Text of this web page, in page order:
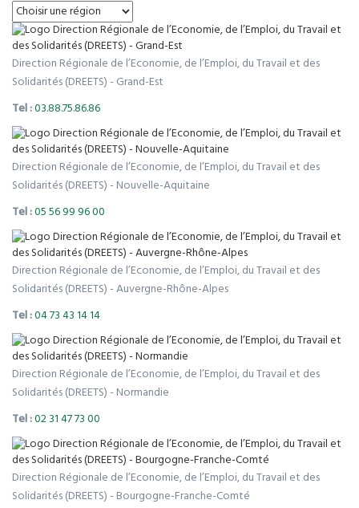
Direction Régionale de l’Economie, de l’Emploi, du Travail et des
Solidarités (DREETS) - Grand-Est
Tel :03.88.75.86.86
Direction Régionale de l’Economie, de l’Emploi, du Travail et des
Solidarités (DREETS) - Nouvelle-Aquitaine
Tel :05 56 99 96 00
Direction Régionale de l’Economie, de l’Emploi, du Travail et des
Solidarités (DREETS) - Auvergne-Rhône-Alpes
Tel :04 73 43 14 14
Direction Régionale de l’Economie, de l’Emploi, du Travail et des
Solidarités (DREETS) - Normandie
Tel :02 31 47 73 00
Direction Régionale de l’Economie, de l’Emploi, du Travail et des
Solidarités (DREETS) - Bourgogne-Franche-Comté